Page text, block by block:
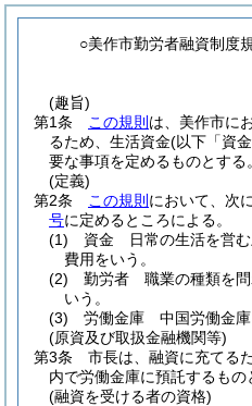
○美作市勤労者融資制度
(趣旨)
第1条
この規則 は、美作市に
るため、生活資金(以下「資
要な事項を定めるものとする。
(定義)
第2条
この規則 において、次
号に定めるところによる。
(1)
資金 日常の生活を営む
費用をいう。
(2)
勤労者 職業の種類を問
いう。
(3)
労働金庫 中国労働金庫
(原資及び取扱金融機関等)
第3条
市長は、融資に充てる
内で労働金庫に預託するもの
(融資を受ける者の資格)